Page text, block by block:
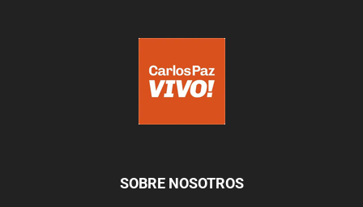
SOBRE NOSOTROS